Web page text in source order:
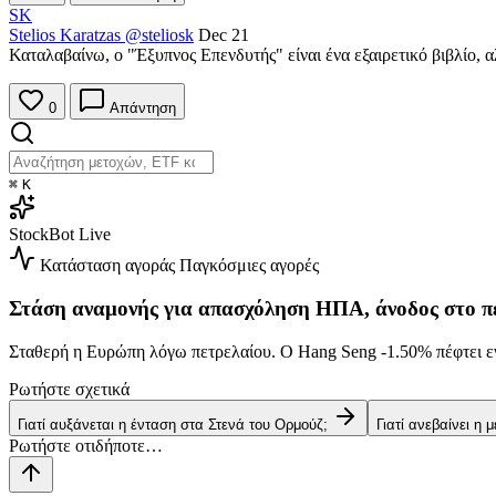
SK
Stelios Karatzas @steliosk Dec 21
Καταλαβαίνω, ο "Έξυπνος Επενδυτής" είναι ένα εξαιρετικό
0 Απάντηση
⌘ K
StockBot Live
Κατάσταση αγοράς Παγκόσμιες αγορές
Στάση αναμονής για απασχόληση ΗΠΑ, άνοδος στο
Σταθερή η Ευρώπη λόγω πετρελαίου. Ο Hang Seng -1.50% πέφτει
Ρωτήστε σχετικά
Γιατί αυξάνεται η ένταση στα Στενά του Ορμούζ; Γιατί ανεβαίνει